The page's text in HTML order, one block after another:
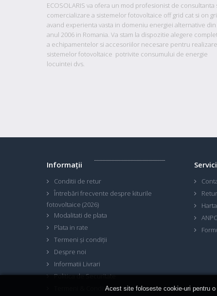
Acest site foloseste cookie-uri pentru
ECOSOLARIS va ofera un mod profesionist de consultanta
comercializare a sistemelor fotovoltaice off grid cat si on
avand experienta vasta in domeniu energiei alternative din
anul 2006 in Romania. Va stam la dispozitie alegere
a echipamentelor si accesoriilor necesare pentru
sistemelor fotovoltaice potrivite consumului de energie
locuintei dvs.
Informaţii
Conditii de retur
Întrebări frecvente despre kiturile
fotovoltaice (2026)
Modalitati de plata
Plata in rate
Termeni și condiții
Despre noi
Informatii Livrari
Politica de Securitate
Termeni & Conditii GDPR
ANPC